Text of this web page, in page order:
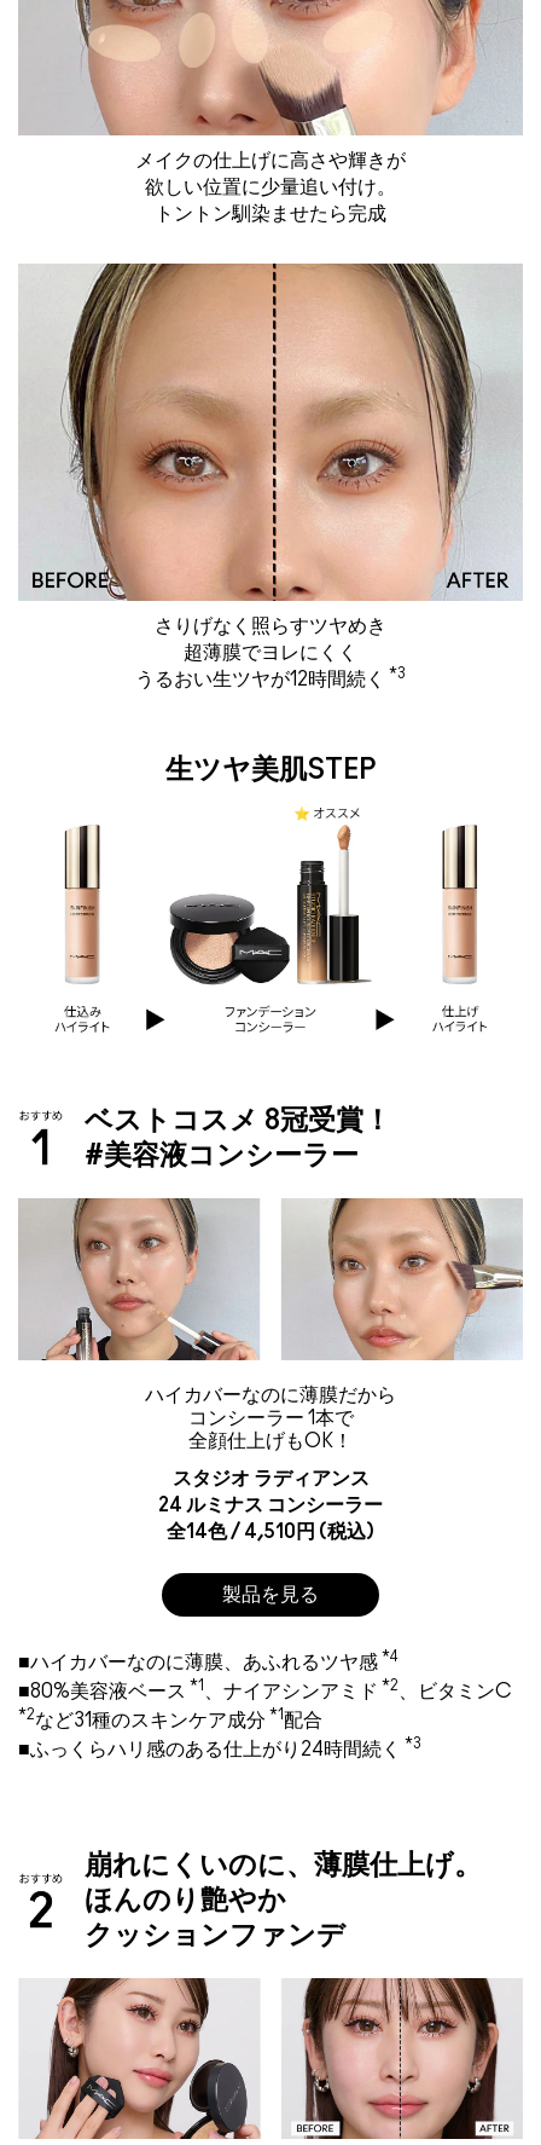
メイクの仕上げに高さや輝きが
欲しい位置に少量追い付け。
トントン馴染ませたら完成
さりげなく照らすツヤめき
超薄膜でヨレにくく
うるおい生ツヤが12時間続く
*3
生ツヤ美肌STEP
ベストコスメ 8冠受賞！
#美容液コンシーラー
ハイカバーなのに薄膜だから
コンシーラー 1本で
全顔仕上げもOK！
スタジオ ラディアンス
24 ルミナス コンシーラー
全14色 / 4,510円 (税込)
製品を見る
■ハイカバーなのに薄膜、あふれるツヤ感 *4
■80%美容液ベース *1 、ナイアシンアミド *2 、ビタミンC
*2など31種のスキンケア成分 *1 配合
■ふっくらハリ感のある仕上がり24時間続く
*3
崩れにくいのに、薄膜仕上げ。
ほんのり艶やか
クッションファンデ